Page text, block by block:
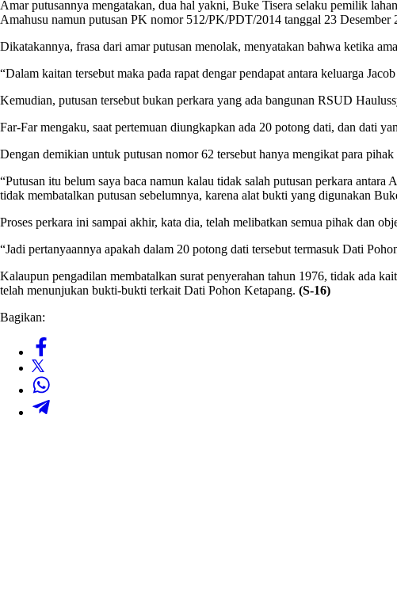
Amar putusannya mengatakan, dua hal yakni, Buke Tisera selaku pemilik
Amahusu namun putusan PK nomor 512/PK/PDT/2014 tanggal 23 Desember
Dikatakannya, frasa dari amar putusan menolak, menyatakan bahwa ketika
“Dalam kaitan tersebut maka pada rapat dengar pendapat antara keluarga
Kemudian, putusan tersebut bukan perkara yang ada bangunan RSUD
Far-Far mengaku, saat pertemuan diungkapkan ada 20 potong dati, dan dati
Dengan demikian untuk putusan nomor 62 tersebut hanya mengikat para
“Putusan itu belum saya baca namun kalau tidak salah putusan perkara
tidak membatalkan putusan sebelumnya, karena alat bukti yang digunakan
Proses perkara ini sampai akhir, kata dia, telah melibatkan semua pihak dan
“Jadi pertanyaannya apakah dalam 20 potong dati tersebut termasuk Dati
Kalaupun pengadilan membatalkan surat penyerahan tahun 1976, tidak ada
telah menunjukan bukti-bukti terkait Dati Pohon Ketapang. (S-16)
Bagikan: